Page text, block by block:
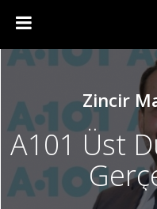
Zincir
A101 Üst